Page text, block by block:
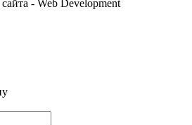
- Web Development